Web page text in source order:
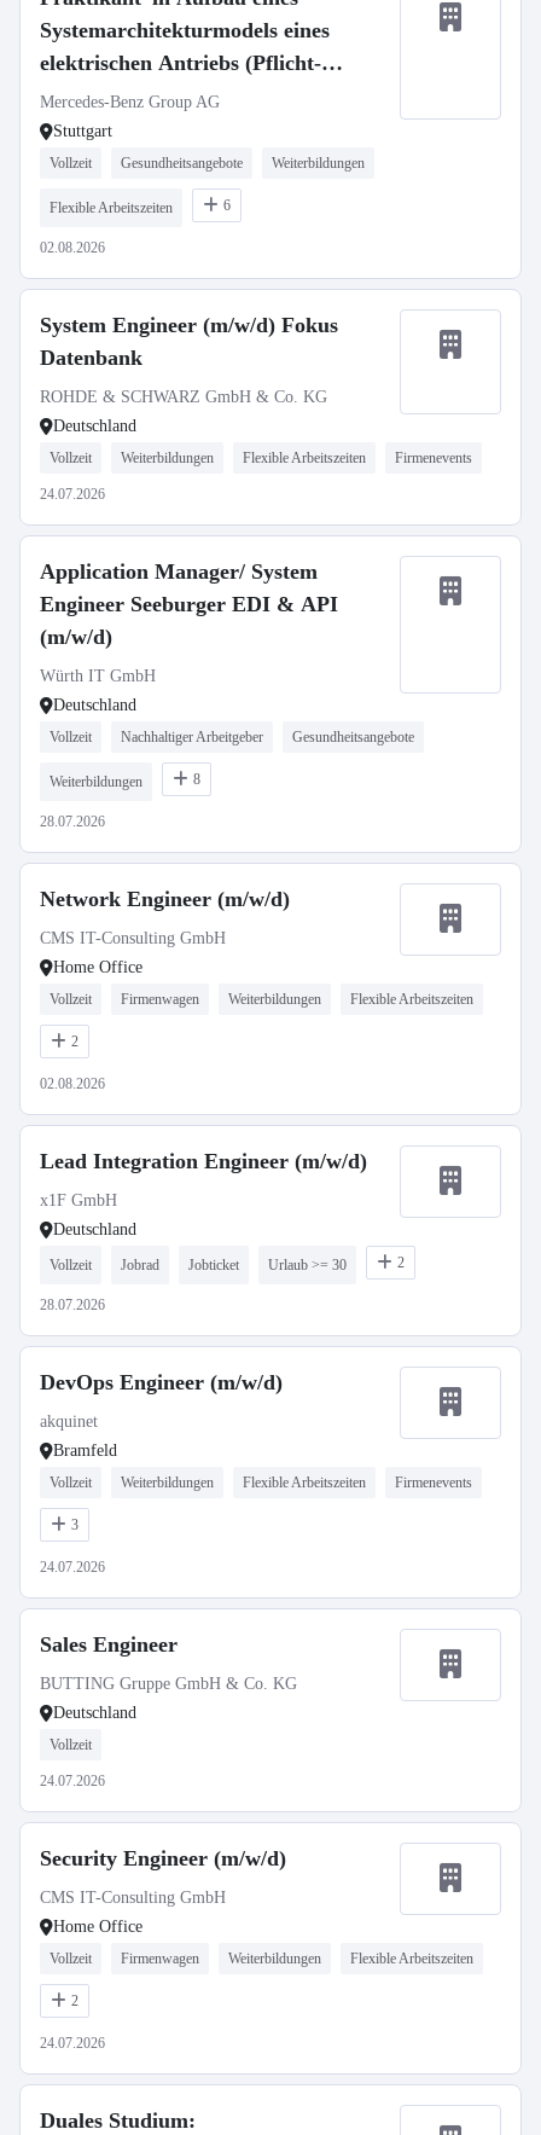
Systemarchitekturmodels eines
elektrischen Antriebs (Pflicht-
Praktikum)
Mercedes-Benz Group AG
Stuttgart
Vollzeit Gesundheitsangebote Weiterbildungen
Flexible Arbeitszeiten 6
02.08.2026
System Engineer (m/w/d) Fokus
Datenbank
ROHDE & SCHWARZ GmbH & Co. KG
Deutschland
Vollzeit Weiterbildungen Flexible Arbeitszeiten Firmenevents
24.07.2026
Application Manager/ System
Engineer Seeburger EDI & API
(m/w/d)
Würth IT GmbH
Deutschland
Vollzeit Nachhaltiger Arbeitgeber Gesundheitsangebote
Weiterbildungen 8
28.07.2026
Network Engineer (m/w/d)
CMS IT-Consulting GmbH
Home Office
Vollzeit Firmenwagen Weiterbildungen Flexible Arbeitszeiten
2
02.08.2026
Lead Integration Engineer (m/w/d)
x1F GmbH
Deutschland
Vollzeit Jobrad Jobticket Urlaub >= 30 2
28.07.2026
DevOps Engineer (m/w/d)
akquinet
Bramfeld
Vollzeit Weiterbildungen Flexible Arbeitszeiten Firmenevents
3
24.07.2026
Sales Engineer
BUTTING Gruppe GmbH & Co. KG
Deutschland
Vollzeit
24.07.2026
Security Engineer (m/w/d)
CMS IT-Consulting GmbH
Home Office
Vollzeit Firmenwagen Weiterbildungen Flexible Arbeitszeiten
2
24.07.2026
Duales Studium: